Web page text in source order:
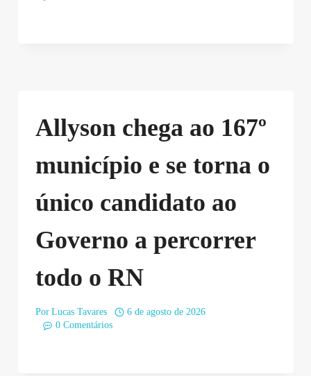
Allyson chega ao 167º
município e se torna o
único candidato ao
Governo a percorrer
todo o RN
Por Lucas Tavares
6 de agosto de 2026
0 Comentários